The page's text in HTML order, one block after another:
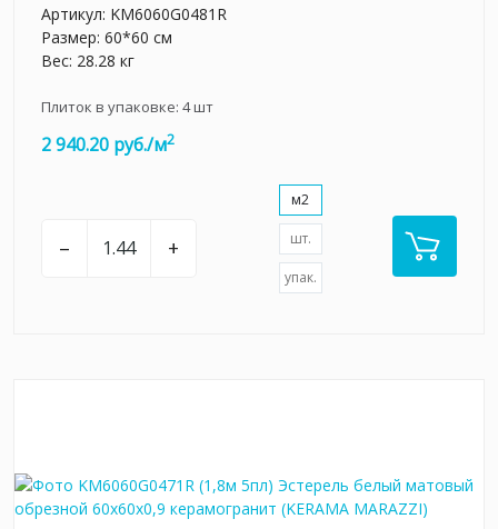
Артикул: KM6060G0481R
Размер: 60*60 см
Вес: 28.28 кг
Плиток в упаковке: 4шт
2 940.20 руб./м2
– +
м2
шт.
упак.